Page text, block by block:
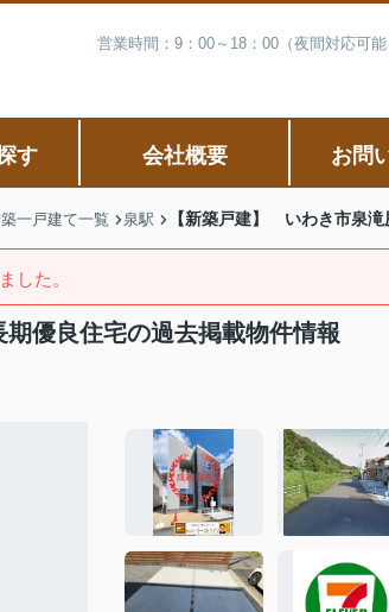
営業時間：9：00～18：00（夜間対応可
す 会社概要 お問
一戸建て一覧 泉駅 【新築戸建】 いわき市泉
した。
優良住宅の過去掲載物件情報